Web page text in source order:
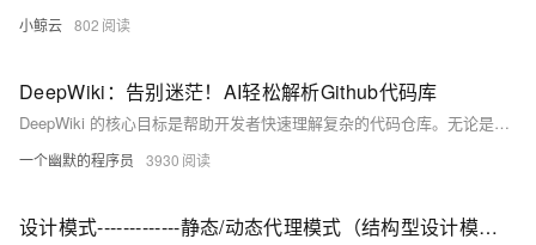
小鲸云 802
DeepWiki：告别迷茫！AI轻松解析Github代码库
DeepWiki 的核心目标是帮助开发者快速理解复杂的代码仓库。无论是公共仓库还是私有项目，它都可以通过简单的操作生成类似 Wikipedia 的文档页面。
一个幽默的程序员 3930
设计模式-------------静态/动态代理模式（结构型设计模式）